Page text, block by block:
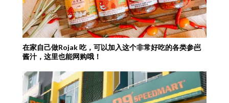
在家自己做Rojak 吃，可以加入这个非常好吃的各类参岜
酱汁，这里也能网购哦！